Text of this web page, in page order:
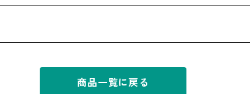
商品一覧に戻る